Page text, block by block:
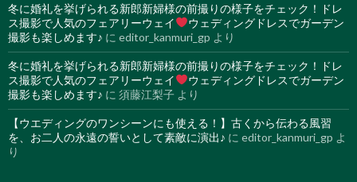
冬に婚礼を挙げられる新郎新婦様の前撮りの様子をチェック！ドレ
ス撮影で人気のフェアリーウェイ
ウェディングドレスでガーデン
撮影も楽しめます♪ に editor_kanmuri_gp より
冬に婚礼を挙げられる新郎新婦様の前撮りの様子をチェック！ドレ
ス撮影で人気のフェアリーウェイ
ウェディングドレスでガーデン
撮影も楽しめます♪ に 須藤江梨子 より
【ウエディングのワンシーンにも使える！】古くから伝わる風習
を、お二人の永遠の誓いとして素敵に演出♪ に editor_kanmuri_gp よ
り